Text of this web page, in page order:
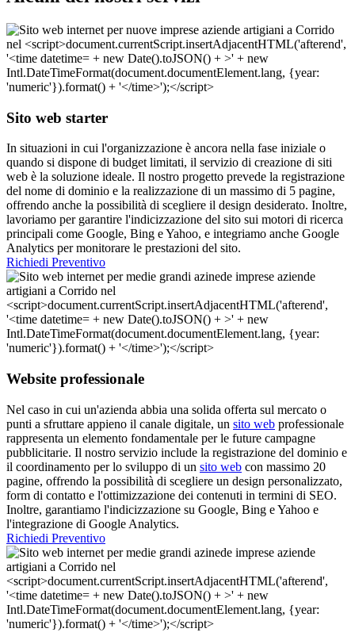
Sito web starter
In situazioni in cui l'organizzazione è ancora nella fase iniziale o
quando si dispone di budget limitati, il servizio di creazione di siti
web è la soluzione ideale. Il nostro progetto prevede la registrazione
del nome di dominio e la realizzazione di un massimo di 5 pagine,
offrendo anche la possibilità di scegliere il design desiderato. Inoltre,
lavoriamo per garantire l'indicizzazione del sito sui motori di ricerca
principali come Google, Bing e Yahoo, e integriamo anche Google
Analytics per monitorare le prestazioni del sito.
Richiedi Preventivo
Website professionale
Nel caso in cui un'azienda abbia una solida offerta sul mercato o
punti a sfruttare appieno il canale digitale, un sito web professionale
rappresenta un elemento fondamentale per le future campagne
pubblicitarie. Il nostro servizio include la registrazione del dominio e
il coordinamento per lo sviluppo di un sito web con massimo 20
pagine, offrendo la possibilità di scegliere un design personalizzato,
form di contatto e l'ottimizzazione dei contenuti in termini di SEO.
Inoltre, garantiamo l'indicizzazione su Google, Bing e Yahoo e
l'integrazione di Google Analytics.
Richiedi Preventivo